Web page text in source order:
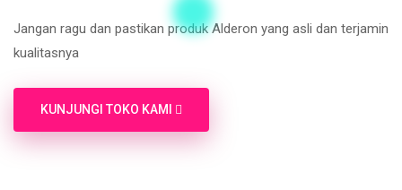
Jangan ragu dan pastikan produk Alderon yang asli dan terjamin
kualitasnya
KUNJUNGI TOKO KAMI